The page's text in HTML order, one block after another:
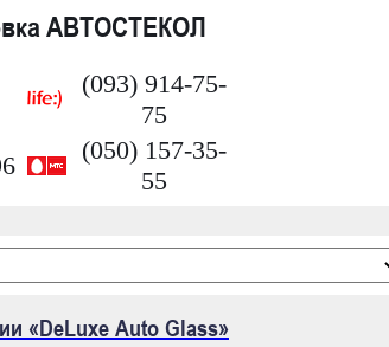
АВТОСТЕКОЛ
(093) 914-75-
75
(050) 157-35-
55
«DeLuxe Auto Glass»